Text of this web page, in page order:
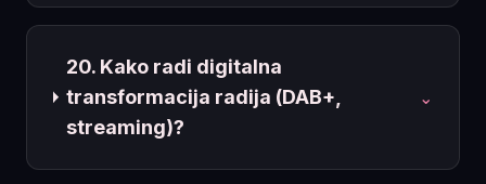
20. Kako radi digitalna
transformacija radija (DAB+,
streaming)?
⌄